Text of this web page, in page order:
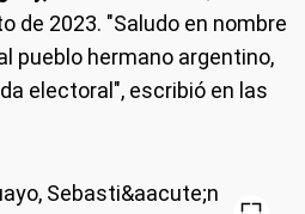
de 2023. "Saludo en nombre
pueblo hermano argentino,
electoral", escribió en las